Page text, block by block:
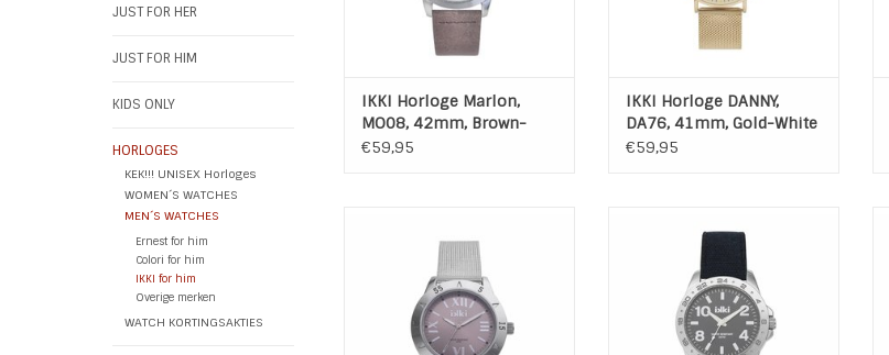
JUST FOR HER
JUST FOR HIM
KIDS ONLY
HORLOGES
KEK!!! UNISEX Horloges
WOMEN´S WATCHES
MEN´S WATCHES
Ernest for him
Colori for him
IKKI for him
Overige merken
WATCH KORTINGSAKTIES
IKKI Horloge Marlon,
MO08, 42mm, Brown-
Blue
€59,95
IKKI Horloge DANNY,
DA76, 41mm, Gold-White
€59,95
Silver Brown
TOEVOEGEN AAN WINKELWAGEN
mm Navy Blue-Silver
Serie: IKKI Jake
Modelnummer: JK-06
Materiaal kast: RVS
Diameter kast: 45 mm